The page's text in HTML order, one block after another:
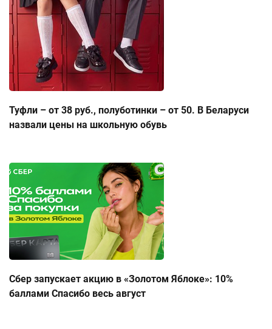
Туфли – от 38 руб., полуботинки – от 50. В Беларуси
назвали цены на школьную обувь
Сбер запускает акцию в «Золотом Яблоке»: 10%
баллами Спасибо весь август